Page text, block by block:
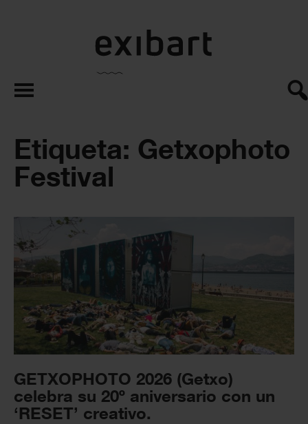
exibart.es
Etiqueta: Getxophoto
Festival
GETXOPHOTO 2026 (Getxo)
celebra su 20º aniversario con un
‘RESET’ creativo.